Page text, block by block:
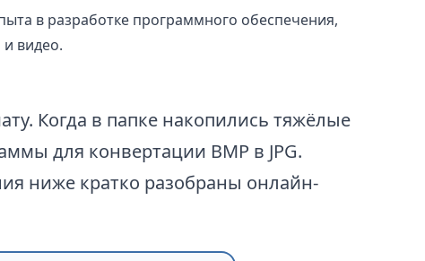
в разработке программного обеспечения,
видео.
Когда в папке накопились тяжёлые
для конвертации BMP в JPG.
ниже кратко разобраны онлайн-